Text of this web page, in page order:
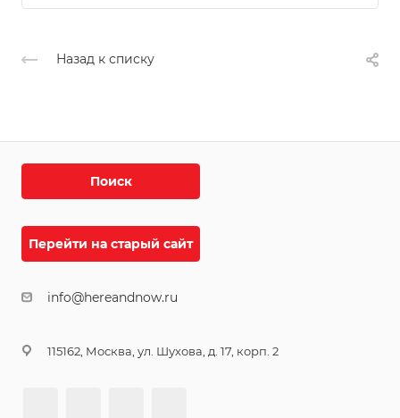
Назад к списку
Поиск
Перейти на старый сайт
info@hereandnow.ru
115162, Москва, ул. Шухова, д. 17, корп. 2